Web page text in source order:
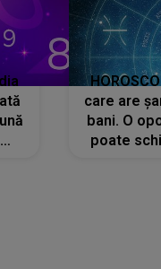
care are
bani. O
poate